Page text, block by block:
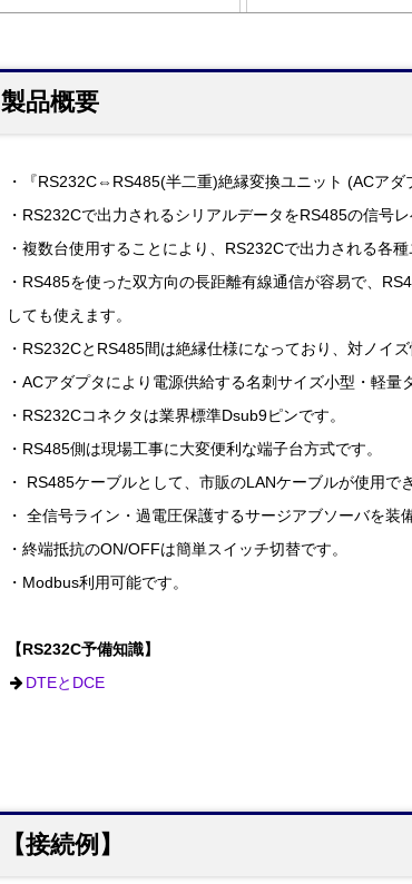
製品概要
・『RS232C⇔RS485(半二重)絶縁変換ユニット (ACア
・RS232Cで出力されるシリアルデータをRS485の信号
・複数台使用することにより、RS232Cで出力される各
・RS485を使った双方向の長距離有線通信が容易で、
しても使えます。
・RS232CとRS485間は絶縁仕様になっており、対ノイ
・ACアダプタにより電源供給する名刺サイズ小型・軽量
・RS232Cコネクタは業界標準Dsub9ピンです。
・RS485側は現場工事に大変便利な端子台方式です。
・ RS485ケーブルとして、市販のLANケーブルが使用で
・ 全信号ライン・過電圧保護するサージアブソーバを装
・終端抵抗のON/OFFは簡単スイッチ切替です。
・Modbus利用可能です。
【RS232C予備知識】
DTEとDCE
【接続例】